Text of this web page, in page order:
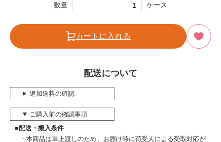
数量 ケース
カートに入れる
配送について
追加送料の確認
ご購入前の確認事項
■配送・搬入条件
本商品は車上渡しのため、お届け時に荷受人による受取対応が